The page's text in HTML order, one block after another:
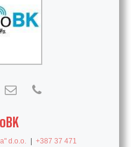
d.o.o.
+387 37 471